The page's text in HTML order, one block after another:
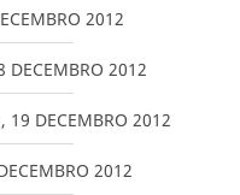
2012
DECEMBRO 2012
, 19 DECEMBRO 2012
2012